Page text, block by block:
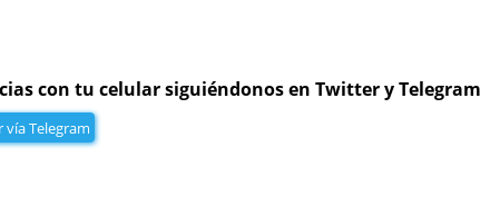
con tu celular siguiéndonos en Twitter y Telegram
vía Telegram